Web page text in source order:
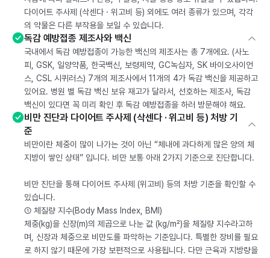
다이어트 주사제 (삭센다 · 위고비 등) 외에도 여러 종류가 있으며, 각각
의 약물은 다른 부작용을 보일 수 있습니다.
독감 예방접종 제조사와 백신
국내에서 독감 예방접종이 가능한 백신의 제조사는 총 7개에요. (사노
피, GSK, 일양약품, 한국백신, 보령제약, GC녹십자, SK 바이오사이언
스, CSL 시퀴러스) 7개의 제조사에서 11개의 4가 독감 백신을 제공하고
있어요. 병원 별 독감 백신 보유 재고가 달라서, 선호하는 제조사, 독감
백신이 있다면 꼭 미리 확인 후 독감 예방접종을 하러 방문해야 해요.
비만 진단과 다이어트 주사제 (삭센다 · 위고비 등) 처방 기
준
비만이란 체중이 많이 나가는 것이 아닌 “체내에 과다하게 많은 양의 체
지방이 쌓인 상태” 입니다. 비만 보통 아래 2가지 기준으로 진단합니다.
비만 진단을 통해 다이어트 주사제 (위고비) 등의 처방 기준을 확인할 수
있습니다.
① 체질량 지수(Body Mass Index, BMI)
체중(kg)을 신장(m)의 제곱으로 나눈 값 (kg/m²)을 체질량 지수라고하
며, 신장과 체중으로 비만도를 파악하는 기준입니다. 특별한 장비를 필요
로 하지 않기 때문에 가장 보편적으로 사용됩니다. 다만 근육과 지방량을